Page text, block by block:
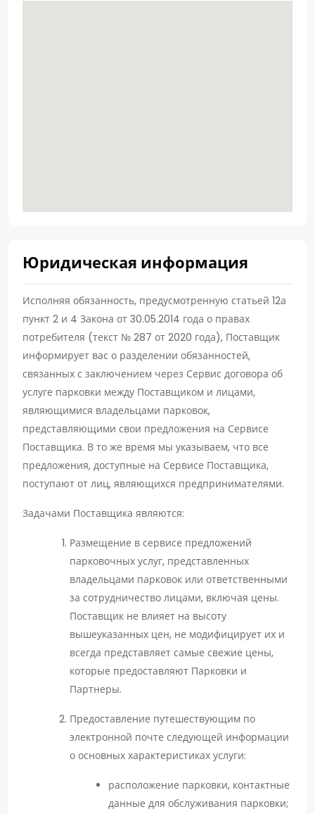
Юридическая информация
Исполняя обязанность, предусмотренную статьей 12а
пункт 2 и 4 Закона от 30.05.2014 года о правах
потребителя (текст № 287 от 2020 года), Поставщик
информирует вас о разделении обязанностей,
связанных с заключением через Сервис договора об
услуге парковки между Поставщиком и лицами,
являющимися владельцами парковок,
представляющими свои предложения на Сервисе
Поставщика. В то же время мы указываем, что все
предложения, доступные на Сервисе Поставщика,
поступают от лиц, являющихся предпринимателями.
Задачами Поставщика являются:
Размещение в сервисе предложений
парковочных услуг, представленных
владельцами парковок или ответственными
за сотрудничество лицами, включая цены.
Поставщик не влияет на высоту
вышеуказанных цен, не модифицирует их и
всегда представляет самые свежие цены,
которые предоставляют Парковки и
Партнеры.
Предоставление путешествующим по
электронной почте следующей информации
о основных характеристиках услуги:
расположение парковки, контактные
данные для обслуживания парковки;